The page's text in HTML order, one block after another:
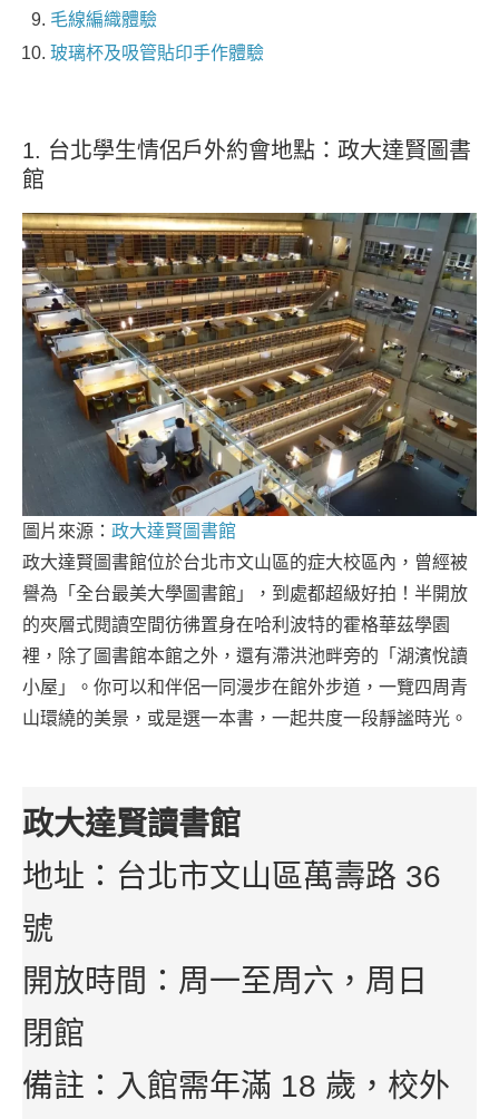
毛線編織體驗
玻璃杯及吸管貼印手作體驗
1. 台北學生情侶戶外約會地點：政大達賢圖書
館
圖片來源： 政大達賢圖書館
政大達賢圖書館位於台北市文山區的症大校區內，曾經被
譽為「全台最美大學圖書館」，到處都超級好拍！半開放
的夾層式閱讀空間彷彿置身在哈利波特的霍格華茲學園
裡，除了圖書館本館之外，還有滯洪池畔旁的「湖濱悅讀
小屋」。你可以和伴侶一同漫步在館外步道，一覽四周青
山環繞的美景，或是選一本書，一起共度一段靜謐時光。
政大達賢讀書館
地址：台北市文山區萬壽路 36
號
開放時間：周一至周六，周日
閉館
備註：入館需年滿 18 歲，校外